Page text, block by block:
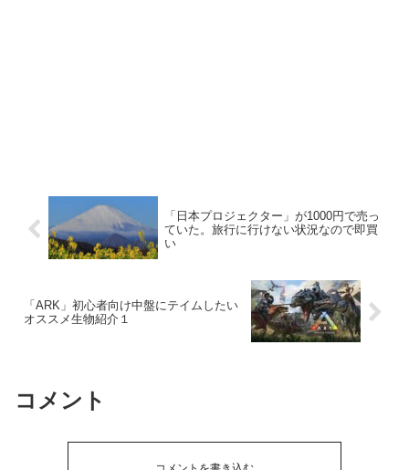
「日本プロジェクター」が1000円で売っ
ていた。旅行に行けない状況なので即買
い
「ARK」初心者向け中盤にテイムしたい
オススメ生物紹介１
コメント